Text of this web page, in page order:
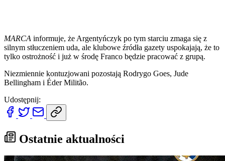
MARCA informuje, że Argentyńczyk po tym starciu zmaga się z
silnym stłuczeniem uda, ale klubowe źródła gazety uspokajają, że to
tylko ostrożność i już w środę Franco będzie pracować z grupą.
Niezmiennie kontuzjowani pozostają Rodrygo Goes, Jude
Bellingham i Éder Militão.
Udostępnij:
Ostatnie aktualności